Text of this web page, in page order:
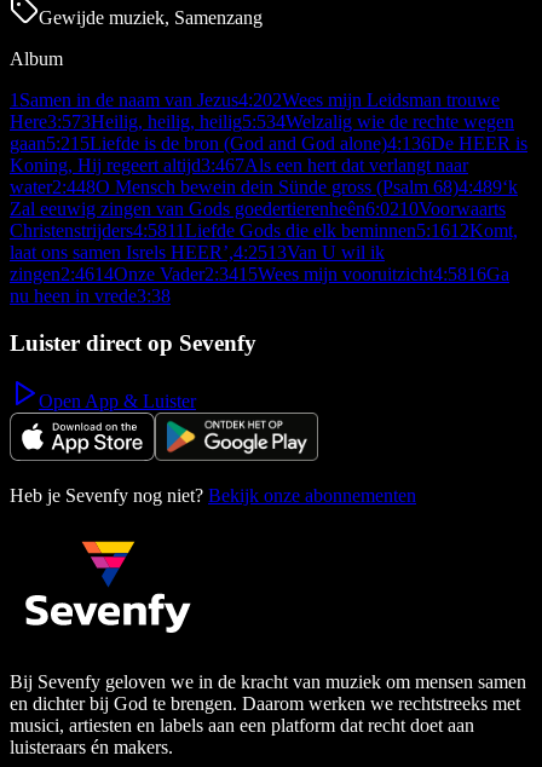
Gewijde muziek, Samenzang
Album
1 Samen in de naam van Jezus4:202Wees mijn Leidsman trouwe
Here3:573Heilig, heilig, heilig5:534Welzalig wie de rechte wegen
gaan5:21 5Liefde is de bron (God and God alone)4:136De HEER is
Koning, Hij regeert altijd3:467Als een hert dat verlangt naar
water2:448O Mensch bewein dein Sünde gross (Psalm 68)4:489‘k
Zal eeuwig zingen van Gods goedertierenheên6:0210Voorwaarts
Christenstrijders4:5811Liefde Gods die elk beminnen5:1612Komt,
laat ons samen Isrels HEER’,4:2513Van U wil ik
zingen2:4614Onze Vader2:3415Wees mijn vooruitzicht4:5816Ga
nu heen in vrede3:38
Luister direct op Sevenfy
Open App & Luister
Heb je Sevenfy nog niet? Bekijk onze abonnementen
Bij Sevenfy geloven we in de kracht van muziek om mensen samen
en dichter bij God te brengen. Daarom werken we rechtstreeks met
musici, artiesten en labels aan een platform dat recht doet aan
luisteraars én makers.